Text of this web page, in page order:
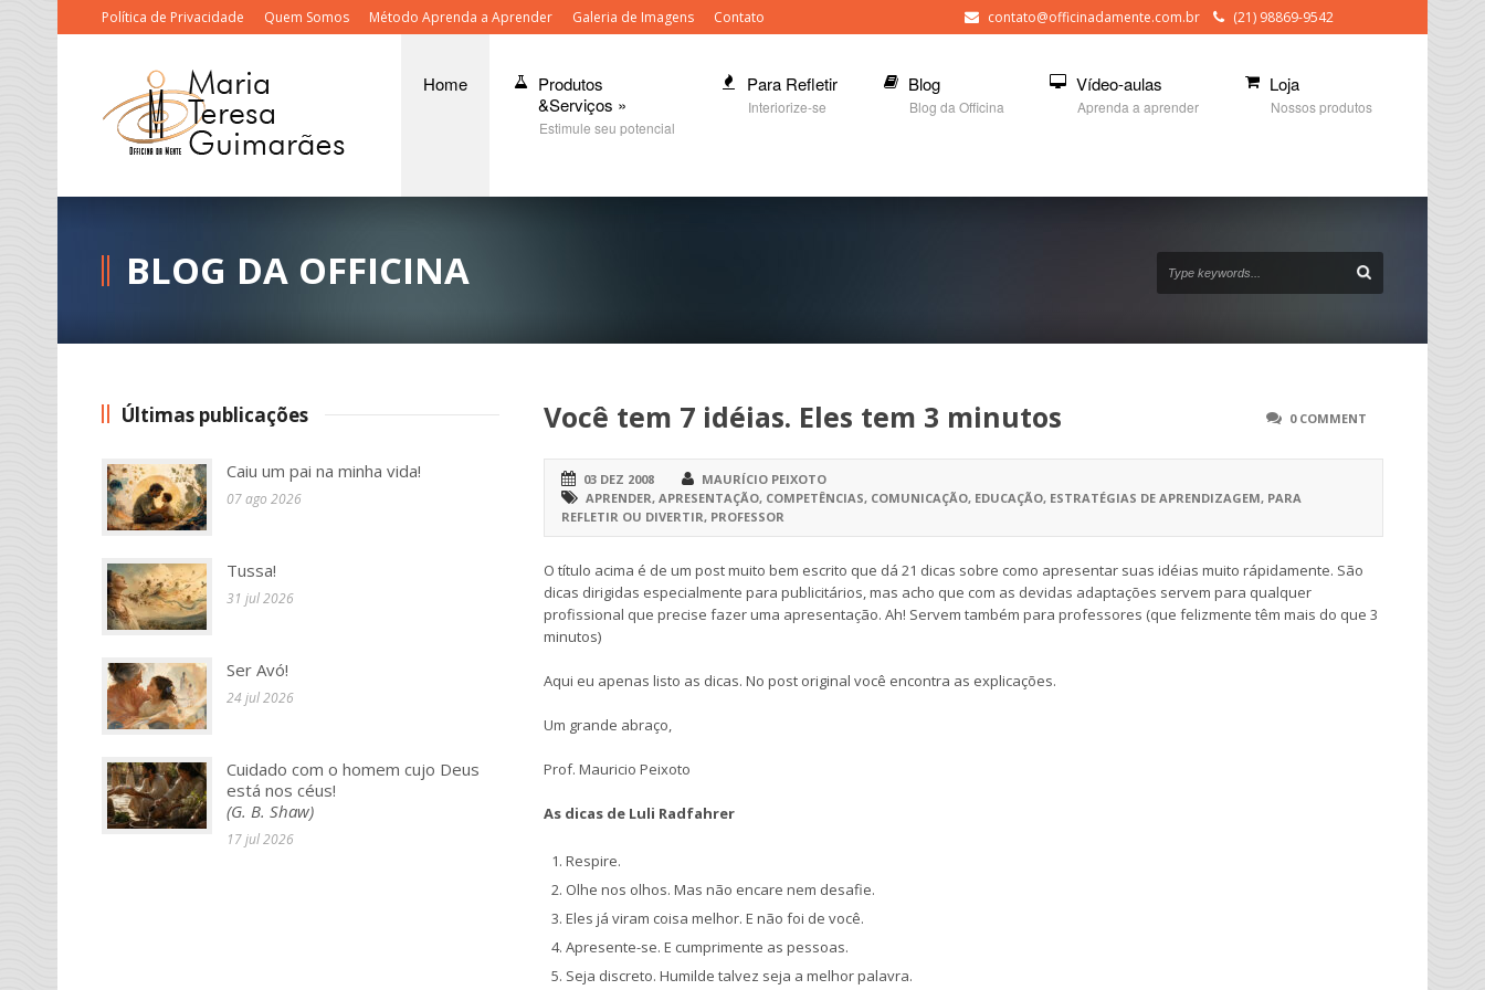
Política de Privacidade Quem Somos Método Aprenda a Aprender Galeria de Imagens Contato contato@officinadamente.com.br (21) 98869-9542
Home
Produtos
&Serviços »
Estimule seu potencial
Para Refletir
Interiorize-se
Blog
Blog da Officina
Vídeo-aulas
Aprenda a aprender
Loja
Nossos produtos
BLOG DA OFFICINA
0 COMMENT
Você tem 7 idéias. Eles tem 3 minutos
03 DEZ 2008
MAURÍCIO PEIXOTO
APRENDER, APRESENTAÇÃO, COMPETÊNCIAS, COMUNICAÇÃO, EDUCAÇÃO, ESTRATÉGIAS DE APRENDIZAGEM, PARA
REFLETIR OU DIVERTIR, PROFESSOR
O título acima é de um post muito bem escrito que dá 21 dicas sobre como apresentar suas idéias muito rápidamente. São
dicas dirigidas especialmente para publicitários, mas acho que com as devidas adaptações servem para qualquer
profissional que precise fazer uma apresentação. Ah! Servem também para professores (que felizmente têm mais do que 3
minutos)
Aqui eu apenas listo as dicas. No post original você encontra as explicações.
Um grande abraço,
Prof. Mauricio Peixoto
As dicas de Luli Radfahrer
Respire.
Olhe nos olhos. Mas não encare nem desafie.
Eles já viram coisa melhor. E não foi de você.
Apresente-se. E cumprimente as pessoas.
Seja discreto. Humilde talvez seja a melhor palavra.
Últimas publicações
Caiu um pai na minha vida!
07 ago 2026
Tussa!
31 jul 2026
Ser Avó!
24 jul 2026
Cuidado com o homem cujo Deus
está nos céus!
(G. B. Shaw)
17 jul 2026